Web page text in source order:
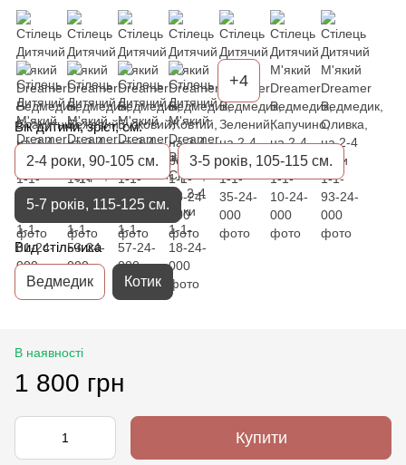
+4
Вік дитини, зріст, см.
2-4 роки, 90-105 см. 3-5 років, 105-115 см.
5-7 років, 115-125 см.
Вид стільчика
Ведмедик Котик
В наявності
1 800 грн
Купити